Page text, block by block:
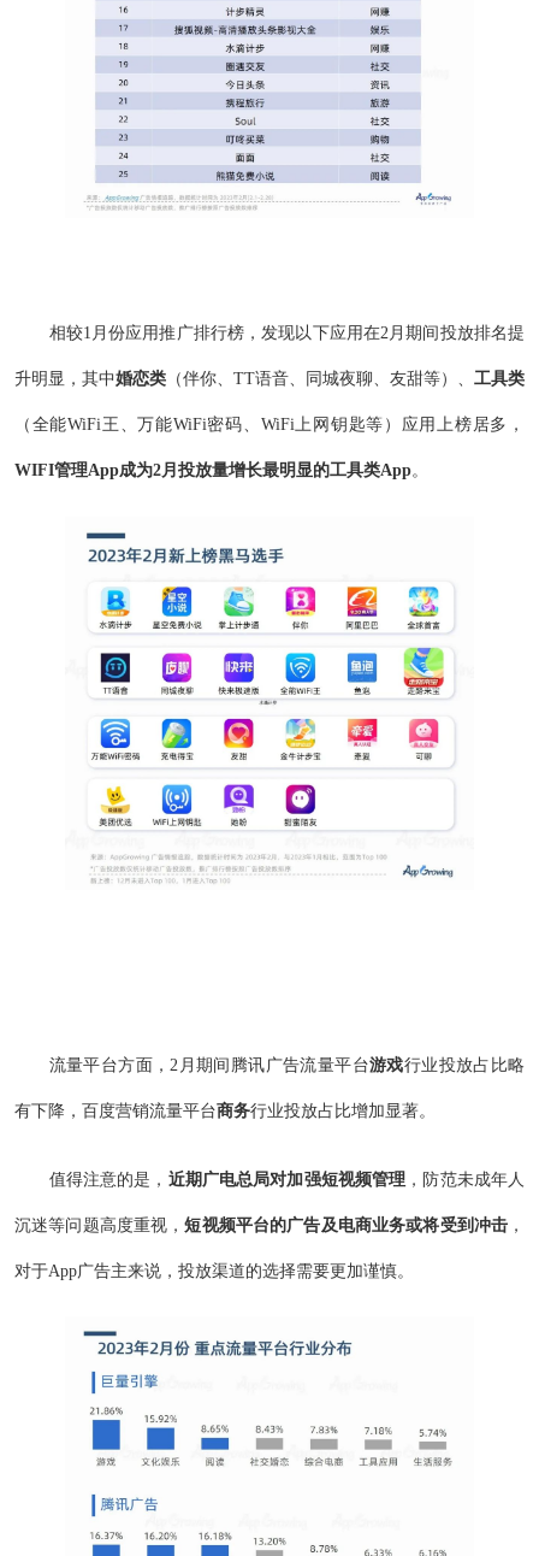
相较1月份应用推广排行榜，发现以下应用在2月期间投放排名提
升明显，其中婚恋类（伴你、TT语音、同城夜聊、友甜等）、工具类
（全能WiFi王、万能WiFi密码、WiFi上网钥匙等）应用上榜居多，
WIFI管理App成为2月投放量增长最明显的工具类App。
流量平台方面，2月期间腾讯广告流量平台游戏行业投放占比略
有下降，百度营销流量平台商务行业投放占比增加显著。
值得注意的是， 近期广电总局对加强短视频管理 ，防范未成年人
沉迷等问题高度重视，短视频平台的广告及电商业务或将受到冲击 ，
对于App广告主来说，投放渠道的选择需要更加谨慎。